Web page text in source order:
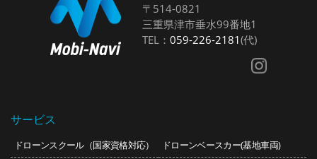
〒514-0821
三重県津市垂水99番地1
TEL： 059-226-2181(代)
サービス
ドローンスクール（国家資格対応） ドローンベースカー(基地車両)